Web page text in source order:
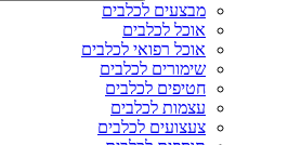
מבצעים לכלבים
אוכל לכלבים
אוכל רפואי לכלבים
שימורים לכלבים
חטיפים לכלבים
עצמות לכלבים
צעצועים לכלבים